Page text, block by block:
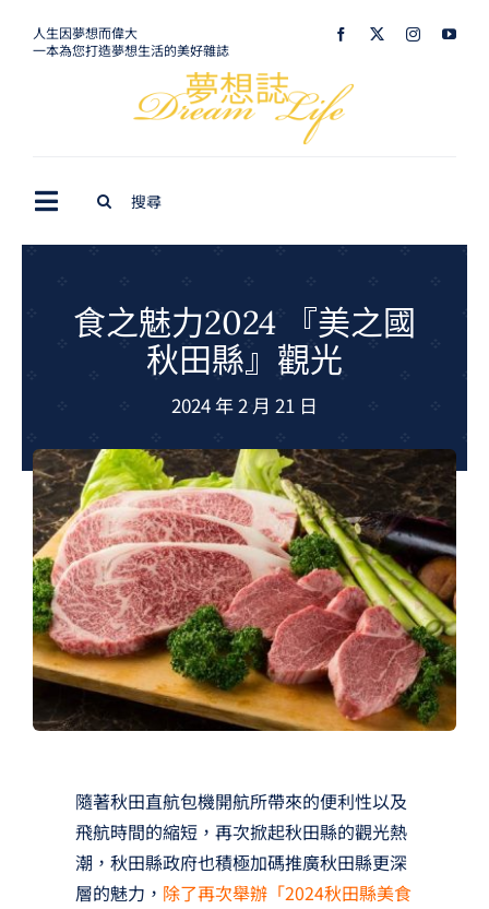
人生因夢想而偉大
一本為您打造夢想生活的美好雜誌
Toggle
Navigation
生活美學
夢想旅遊
夢想TV
GCU大賽
夢想購物
食之魅力2024 『美之國
秋田縣』觀光
2024 年 2 月 21 日
隨著秋田直航包機開航所帶來的便利性以及
飛航時間的縮短，再次掀起秋田縣的觀光熱
潮，秋田縣政府也積極加碼推廣秋田縣更深
層的魅力， 除了再次舉辦「2024秋田縣美食